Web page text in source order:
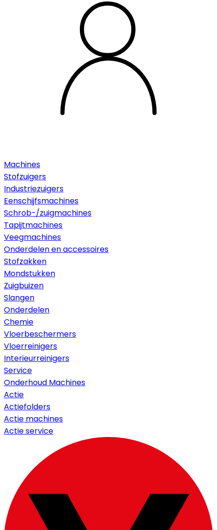
Machines
Stofzuigers
Industriezuigers
Eenschijfsmachines
Schrob-/zuigmachines
Tapijtmachines
Veegmachines
Onderdelen en accessoires
Stofzakken
Mondstukken
Zuigbuizen
Slangen
Onderdelen
Chemie
Vloerbeschermers
Vloerreinigers
Interieurreinigers
Service
Onderhoud Machines
Actie
Actiefolders
Actie machines
Actie service